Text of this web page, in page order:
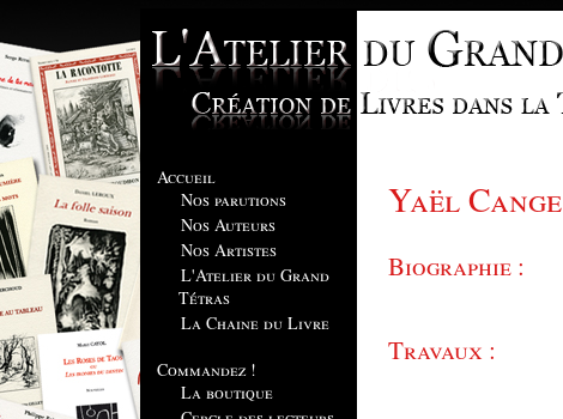
Accueil
Nos parutions
Nos Auteurs
Nos Artistes
L'Atelier du Grand
Tétras
La Chaine du Livre
Commandez !
La boutique
Yaël Cange
Biographie :
Travaux :